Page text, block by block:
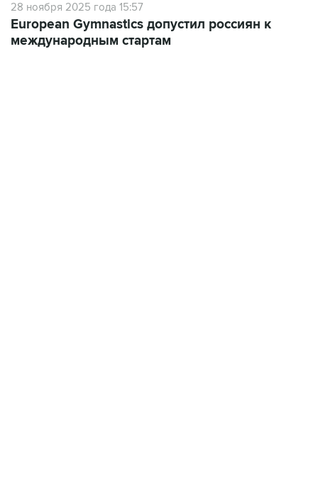
28 ноября 2025 года 15:57
European Gymnastics допустил россиян к
международным стартам